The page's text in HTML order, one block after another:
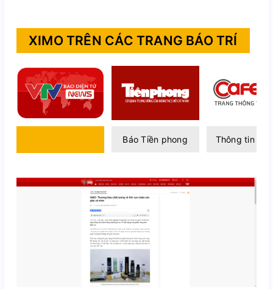
XIMO TRÊN CÁC TRANG BÁO TRÍ
Báo Tiền phong Thông tin